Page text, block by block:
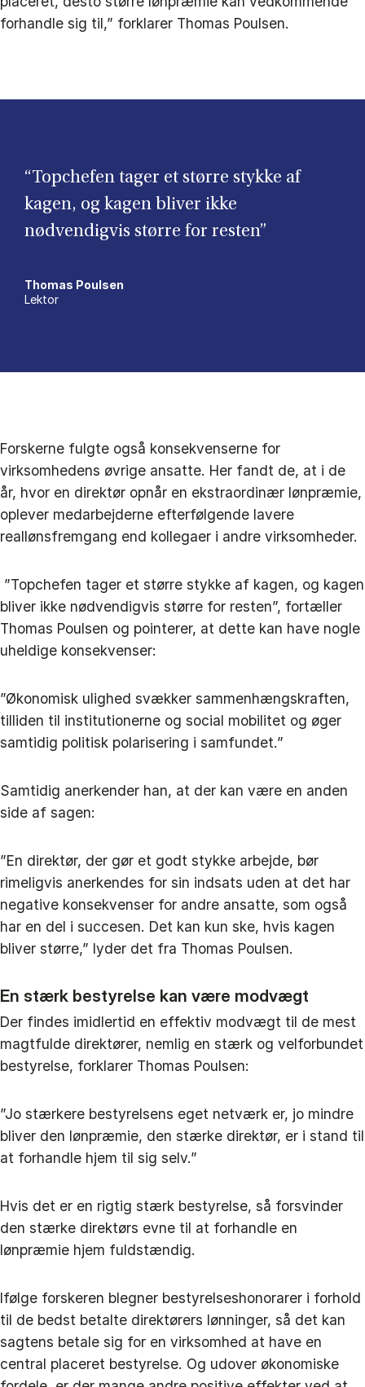
forhandle sig til,” forklarer Thomas Poulsen.
“Topchefen tager et større stykke af
kagen, og kagen bliver ikke
nødvendigvis større for resten”
Thomas Poulsen
Lektor
Forskerne fulgte også konsekvenserne for
virksomhedens øvrige ansatte. Her fandt de, at i de
år, hvor en direktør opnår en ekstraordinær lønpræmie,
oplever medarbejderne efterfølgende lavere
reallønsfremgang end kollegaer i andre virksomheder.
”Topchefen tager et større stykke af kagen, og kagen
bliver ikke nødvendigvis større for resten”, fortæller
Thomas Poulsen og pointerer, at dette kan have nogle
uheldige konsekvenser:
”Økonomisk ulighed svækker sammenhængskraften,
tilliden til institutionerne og social mobilitet og øger
samtidig politisk polarisering i samfundet.”
Samtidig anerkender han, at der kan være en anden
side af sagen:
”En direktør, der gør et godt stykke arbejde, bør
rimeligvis anerkendes for sin indsats uden at det har
negative konsekvenser for andre ansatte, som også
har en del i succesen. Det kan kun ske, hvis kagen
bliver større,” lyder det fra Thomas Poulsen.
En stærk bestyrelse kan være modvægt
Der findes imidlertid en effektiv modvægt til de mest
magtfulde direktører, nemlig en stærk og velforbundet
bestyrelse, forklarer Thomas Poulsen:
”Jo stærkere bestyrelsens eget netværk er, jo mindre
bliver den lønpræmie, den stærke direktør, er i stand til
at forhandle hjem til sig selv.”
Hvis det er en rigtig stærk bestyrelse, så forsvinder
den stærke direktørs evne til at forhandle en
lønpræmie hjem fuldstændig.
Ifølge forskeren blegner bestyrelseshonorarer i forhold
til de bedst betalte direktørers lønninger, så det kan
sagtens betale sig for en virksomhed at have en
central placeret bestyrelse. Og udover økonomiske